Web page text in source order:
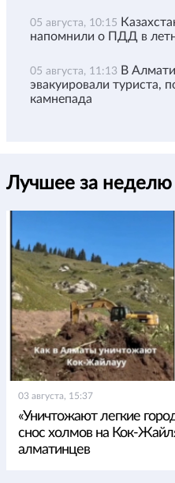
05 августа, 10:15
напомнили о ПДД в
05 августа, 11:13 В
эвакуировали туриста,
камнепада
Лучшее за неделю
03 августа, 15:37
«Уничтожают легкие
снос холмов на Кок-
алматинцев